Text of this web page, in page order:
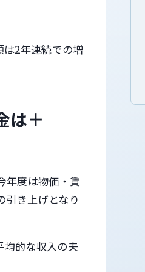
2年連続での増
は＋
年度は物価・賃
引き上げとなり
的な収入の夫